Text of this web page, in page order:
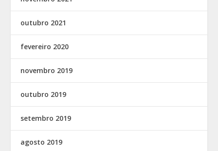
outubro 2021
fevereiro 2020
novembro 2019
outubro 2019
setembro 2019
agosto 2019